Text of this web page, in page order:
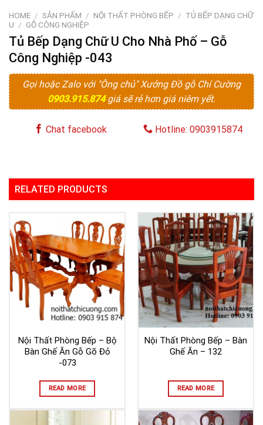
HOME / SẢN PHẨM / NỘI THẤT PHÒNG BẾP / TỦ BẾP DẠNG CHỮ
U / GỖ CÔNG NGHIỆP
Tủ Bếp Dạng Chữ U Cho Nhà Phố – Gỗ
Công Nghiệp -043
Gọi hoặc Zalo với "Ông chủ" Xưởng Đồ gỗ Chí Cường
0903.915.874giá sẽ rẻ hơn giá niêm yết.
Chat facebook Hotline: 0903915874
RELATED PRODUCTS
Nội Thất Phòng Bếp – Bộ
Bàn Ghế Ăn Gỗ Gõ Đỏ
-073
READ MORE
Nội Thất Phòng Bếp – Bàn
Ghế Ăn – 132
READ MORE